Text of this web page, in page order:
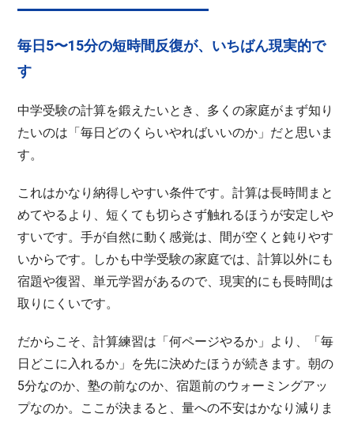
毎日5〜15分の短時間反復が、いちばん現実的で
す
中学受験の計算を鍛えたいとき、多くの家庭がまず知り
たいのは「毎日どのくらいやればいいのか」だと思いま
す。
これはかなり納得しやすい条件です。計算は長時間まと
めてやるより、短くても切らさず触れるほうが安定しや
すいです。手が自然に動く感覚は、間が空くと鈍りやす
いからです。しかも中学受験の家庭では、計算以外にも
宿題や復習、単元学習があるので、現実的にも長時間は
取りにくいです。
だからこそ、計算練習は「何ページやるか」より、「毎
日どこに入れるか」を先に決めたほうが続きます。朝の
5分なのか、塾の前なのか、宿題前のウォーミングアッ
プなのか。ここが決まると、量への不安はかなり減りま